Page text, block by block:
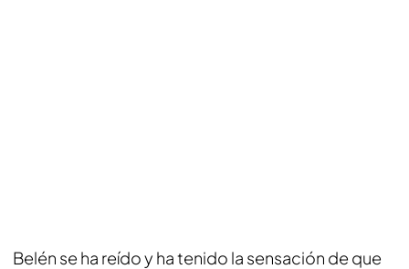
Belén se ha reído y ha tenido la sensación de que